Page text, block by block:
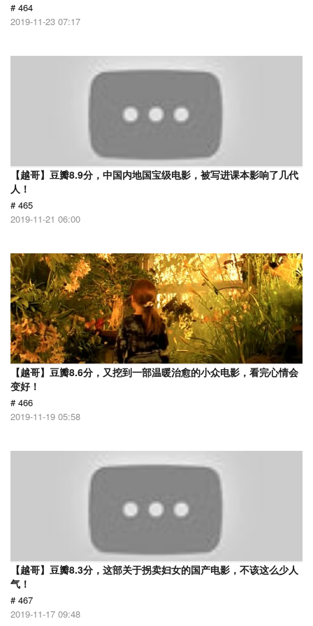
# 464
2019-11-23 07:17
【越哥】豆瓣8.9分，中国内地国宝级电影，被写进课本影响了几代
人！
# 465
2019-11-21 06:00
【越哥】豆瓣8.6分，又挖到一部温暖治愈的小众电影，看完心情会
变好！
# 466
2019-11-19 05:58
【越哥】豆瓣8.3分，这部关于拐卖妇女的国产电影，不该这么少人
气！
# 467
2019-11-17 09:48